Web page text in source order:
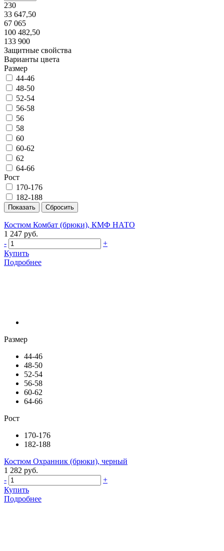
230
33 647,50
67 065
100 482,50
133 900
Защитные свойства
Варианты цвета
Размер
44-46
48-50
52-54
56-58
56
58
60
60-62
62
64-66
Рост
170-176
182-188
Костюм Комбат (брюки), КМФ НАТО
1 247 руб.
-
+
Купить
Подробнее
Размер
44-46
48-50
52-54
56-58
60-62
64-66
Рост
170-176
182-188
Костюм Охранник (брюки), черный
1 282 руб.
-
+
Купить
Подробнее